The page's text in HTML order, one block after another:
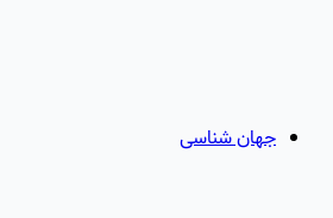
جهان شناسی